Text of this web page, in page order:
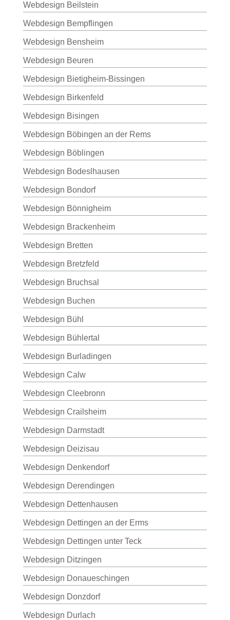
Webdesign Beilstein
Webdesign Bempflingen
Webdesign Bensheim
Webdesign Beuren
Webdesign Bietigheim-Bissingen
Webdesign Birkenfeld
Webdesign Bisingen
Webdesign Böbingen an der Rems
Webdesign Böblingen
Webdesign Bodeslhausen
Webdesign Bondorf
Webdesign Bönnigheim
Webdesign Brackenheim
Webdesign Bretten
Webdesign Bretzfeld
Webdesign Bruchsal
Webdesign Buchen
Webdesign Bühl
Webdesign Bühlertal
Webdesign Burladingen
Webdesign Calw
Webdesign Cleebronn
Webdesign Crailsheim
Webdesign Darmstadt
Webdesign Deizisau
Webdesign Denkendorf
Webdesign Derendingen
Webdesign Dettenhausen
Webdesign Dettingen an der Erms
Webdesign Dettingen unter Teck
Webdesign Ditzingen
Webdesign Donaueschingen
Webdesign Donzdorf
Webdesign Durlach